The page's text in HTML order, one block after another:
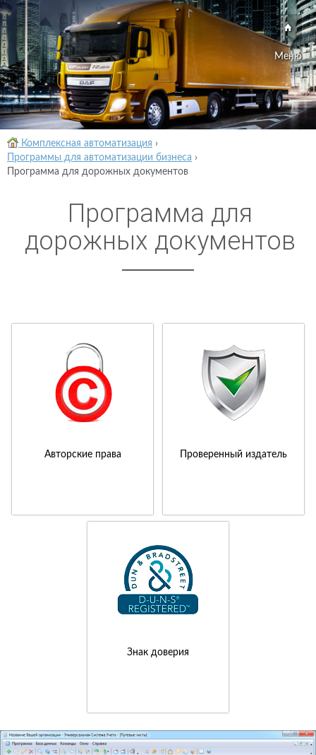
Меню
Комплексная автоматизация ›
Программы для автоматизации бизнеса ›
Программа для дорожных документов
Программа для
дорожных документов
Авторские права Проверенный издатель
Знак доверия